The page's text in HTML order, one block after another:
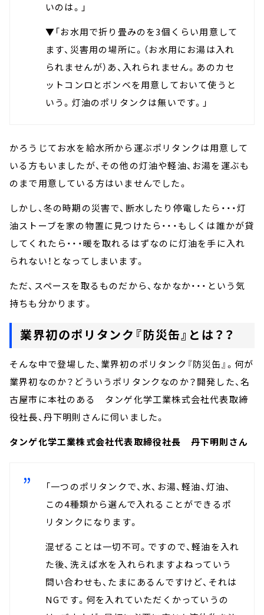
いのは。」
▼「お水用で折り畳みのを3個くらい用意して
ます、災害用の場所に。（お水用にお湯は入れ
られませんが）あ、入れられません。あのカセ
ットコンロとボンベを用意しておいて使うと
いう。灯油のポリタンクは無いです。」
かろうじてお水を給水所から運ぶポリタンクは用意して
いる方もいましたが、その他の灯油や軽油、お湯を運ぶも
のまで用意している方はいませんでした。
しかし、冬の時期の災害で、断水したり停電したら・・・灯
油ストーブを家の物置に見つけたら・・・もしくは誰かが貸
してくれたら・・・暖を取れるはずなのに灯油を手に入れ
られない！となってしまいます。
ただ、スペースを取るものだから、なかなか・・・という気
持ちも分かります。
業界初のポリタンク『防災缶』とは？？
そんな中で登場した、業界初のポリタンク『防災缶』。何が
業界初なのか？どういうポリタンクなのか？開発した、名
古屋市に本社のある タンゲ化学工業株式会社代表取締
役社長、丹下明則さんに伺いました。
タンゲ化学工業株式会社代表取締役社長 丹下明則さん
「一つのポリタンクで、水、お湯、軽油、灯油、
この4種類から選んで入れることができるポ
リタンクになります。
混ぜることは一切不可。ですので、軽油を入れ
た後、洗えば水を入れられますよねっていう
問い合わせも、たまにあるんですけど、それは
NGです。何を入れていただくかっていうの